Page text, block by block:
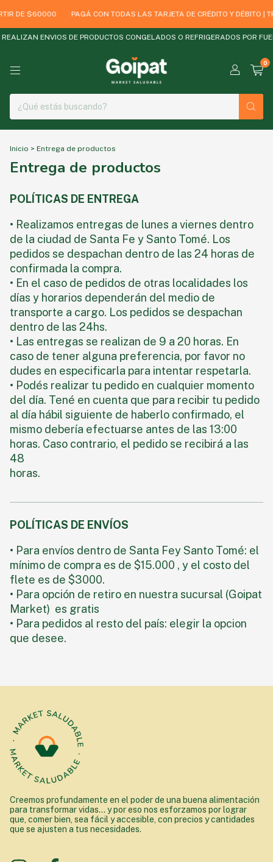
DE $60000 PAGÁ CON TODAS LAS TARJETA DE CRÉDITO Y DÉBITO |
ENVIOS DE PRODUCTOS CONGELADOS O REFRIGERADOS POR
0
Inicio > Entrega de productos
Entrega de productos
POLÍTICAS DE ENTREGA
• Realizamos entregas de lunes a viernes dentro
de la ciudad de Santa Fe y Santo Tomé. Los
pedidos se despachan dentro de las 24 horas de
confirmada la compra.
• En el caso de pedidos de otras localidades los
días y horarios dependerán del medio de
transporte a cargo. Los pedidos se despachan
dentro de las 24hs.
• Las entregas se realizan de 9 a 20 horas. En
caso de tener alguna preferencia, por favor no
dudes en especificarla para intentar respetarla.
• Podés realizar tu pedido en cualquier momento
del día. Tené en cuenta que para recibir tu pedido
al día hábil siguiente de haberlo confirmado, el
mismo debería efectuarse antes de las 13:00
horas. Caso contrario, el pedido se recibirá a las
48
horas.
POLÍTICAS DE ENVÍOS
• Para envíos dentro de Santa Fey Santo Tomé: el
mínimo de compra es de $15.000 , y el costo del
flete es de $3000.
• Para opción de retiro en nuestra sucursal (Goipat
Market) es gratis
• Para pedidos al resto del país: elegir la opcion
que desee.
Creemos profundamente en el poder de una buena alimentación
para transformar vidas... y por eso nos esforzamos por lograr
que, comer bien, sea fácil y accesible, con precios y cantidades
que se ajusten a tus necesidades.